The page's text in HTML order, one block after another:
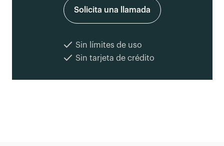
Solicita una llamada
Sin límites de uso
Sin tarjeta de crédito